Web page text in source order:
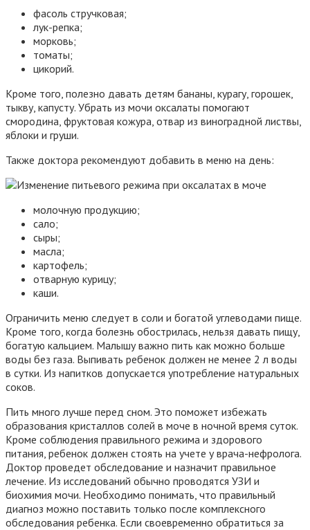
фасоль стручковая;
лук-репка;
морковь;
томаты;
цикорий.
Кроме того, полезно давать детям бананы, курагу, горошек,
тыкву, капусту. Убрать из мочи оксалаты помогают
смородина, фруктовая кожура, отвар из виноградной листвы,
яблоки и груши.
Также доктора рекомендуют добавить в меню на день:
молочную продукцию;
сало;
сыры;
масла;
картофель;
отварную курицу;
каши.
Ограничить меню следует в соли и богатой углеводами пище.
Кроме того, когда болезнь обострилась, нельзя давать пищу,
богатую кальцием. Малышу важно пить как можно больше
воды без газа. Выпивать ребенок должен не менее 2 л воды
в сутки. Из напитков допускается употребление натуральных
соков.
Пить много лучше перед сном. Это поможет избежать
образования кристаллов солей в моче в ночной время суток.
Кроме соблюдения правильного режима и здорового
питания, ребенок должен стоять на учете у врача-нефролога.
Доктор проведет обследование и назначит правильное
лечение. Из исследований обычно проводятся УЗИ и
биохимия мочи. Необходимо понимать, что правильный
диагноз можно поставить только после комплексного
обследования ребенка. Если своевременно обратиться за